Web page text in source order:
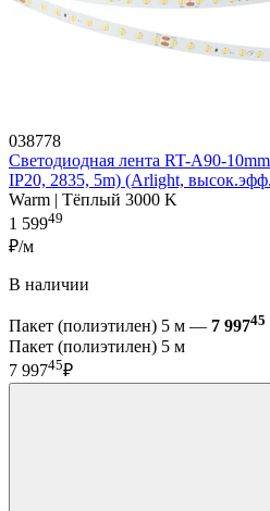
038778
Светодиодная лента RT-A90-
IP20, 2835, 5m) (Arlight,
Warm | Тёплый 3000 K
1 59949
₽/м
В наличии
Пакет (полиэтилен) 5 м — 7 99745
Пакет (полиэтилен) 5 м
7 99745₽